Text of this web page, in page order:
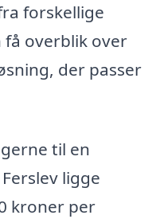
forskellige
overblik over
der passer
til en
ligge
kroner per